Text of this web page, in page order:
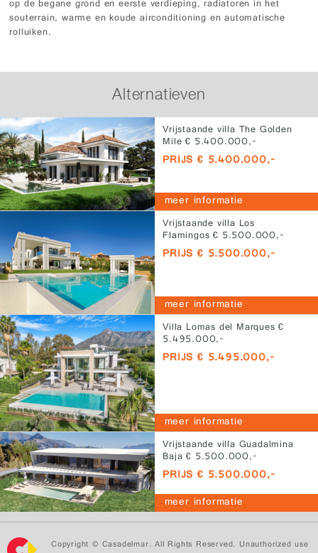
op de begane grond en eerste verdieping, radiatoren in het
souterrain, warme en koude airconditioning en automatische
rolluiken.
Alternatieven
Vrijstaande villa The Golden
Mile € 5.400.000,-
PRIJS € 5.400.000,-
meer informatie
Vrijstaande villa Los
Flamingos € 5.500.000,-
PRIJS € 5.500.000,-
meer informatie
Villa Lomas del Marques €
5.495.000,-
PRIJS € 5.495.000,-
meer informatie
Vrijstaande villa Guadalmina
Baja € 5.500.000,-
PRIJS € 5.500.000,-
meer informatie
Copyright © Casadelmar. All Rights Reserved. Unauthorized use